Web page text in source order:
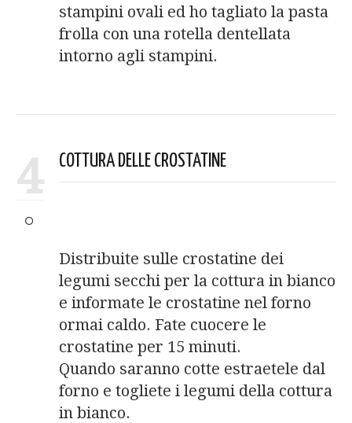
stampini ovali ed ho tagliato la pasta
frolla con una rotella dentellata
intorno agli stampini.
4 COTTURA DELLE CROSTATINE
Distribuite sulle crostatine dei
legumi secchi per la cottura in bianco
e informate le crostatine nel forno
ormai caldo. Fate cuocere le
crostatine per 15 minuti.
Quando saranno cotte estraetele dal
forno e togliete i legumi della cottura
in bianco.